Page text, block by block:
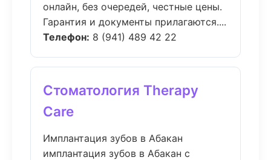
онлайн, без очередей, честные цены.
Гарантия и документы прилагаются....
Телефон: 8 (941) 489 42 22
Стоматология Therapy
Care
Имплантация зубов в Абакан
имплантация зубов в Абакан с